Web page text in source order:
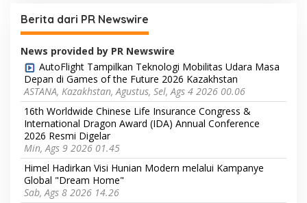
Berita dari PR Newswire
News provided by PR Newswire
AutoFlight Tampilkan Teknologi Mobilitas Udara Masa
Depan di Games of the Future 2026 Kazakhstan
ASTANA, Kazakhstan, Agustus, Sel, Ags 4 2026 00.06
16th Worldwide Chinese Life Insurance Congress &
International Dragon Award (IDA) Annual Conference
2026 Resmi Digelar
Min, Ags 9 2026 01.45
Himel Hadirkan Visi Hunian Modern melalui Kampanye
Global "Dream Home"
Sab, Ags 8 2026 14.26